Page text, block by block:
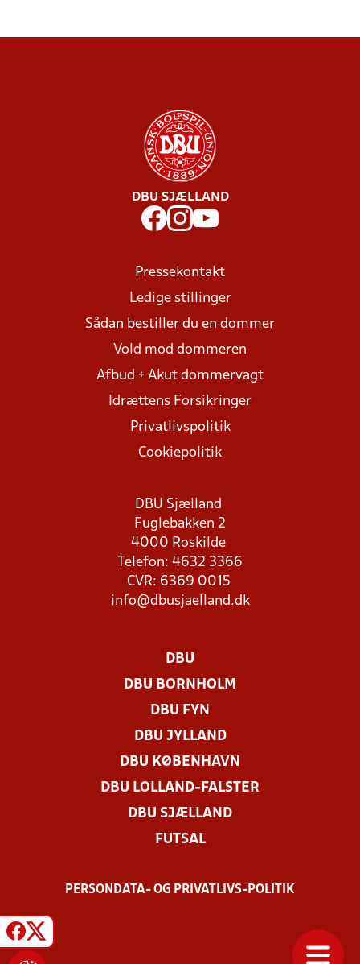
DBU SJÆLLAND
Pressekontakt
Ledige stillinger
Sådan bestiller du en dommer
Vold mod dommeren
Afbud + Akut dommervagt
Idrættens Forsikringer
Privatlivspolitik
Cookiepolitik
DBU Sjælland
Fuglebakken 2
4000 Roskilde
Telefon: 4632 3366
CVR: 6369 0015
info@dbusjaelland.dk
DBU
DBU BORNHOLM
DBU FYN
DBU JYLLAND
DBU KØBENHAVN
DBU LOLLAND-FALSTER
DBU SJÆLLAND
FUTSAL
PERSONDATA- OG PRIVATLIVS-POLITIK